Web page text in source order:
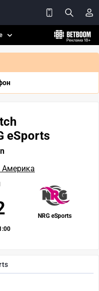
eSports
Америка
NRG eSports